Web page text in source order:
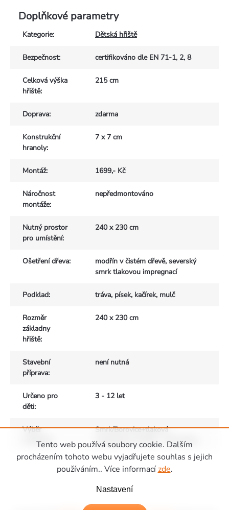
Tento web používá soubory cookie. Dalším
procházením tohoto webu vyjadřujete souhlas s jejich
používáním.. Více informacízde.
Nastavení
Doplňkové parametry
Kategorie: Dětská hřiště
Bezpečnost: certifikováno dle EN 71-1, 2, 8
Celková výška
hřiště:
215 cm
Doprava: zdarma
Konstrukční
hranoly:
7 x 7 cm
Montáž: 1699,- Kč
Náročnost
montáže:
nepředmontováno
Nutný prostor
pro umístění:
240 x 230 cm
Ošetření dřeva:
modřín v čistém dřevě, severský
smrk tlakovou impregnací
Podklad: tráva, písek, kačírek, mulč
Rozměr
základny
hřiště:
240 x 230 cm
Stavební
příprava:
není nutná
Určeno pro
děti:
3 - 12 let
Výběr
materiálu
Smrk/Borovice+tlaková
impregnace, Modřín - čisté dřevo
Zápatí